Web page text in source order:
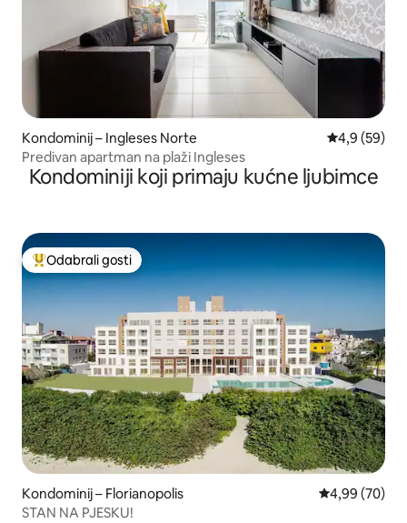
Kondominij – Ingleses Norte Prosječna
4,9 (59)
Predivan apartman na plaži Ingleses
Kondominiji koji primaju kućne ljubimce
Među najviše rangiranima s oznakom „Odabrali gosti”
Odabrali gosti
Kondominij – Florianopolis Prosječna
4,99 (70)
STAN NA PJESKU!